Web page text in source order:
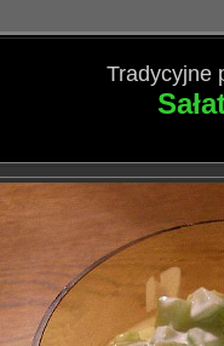
Tradycyjne